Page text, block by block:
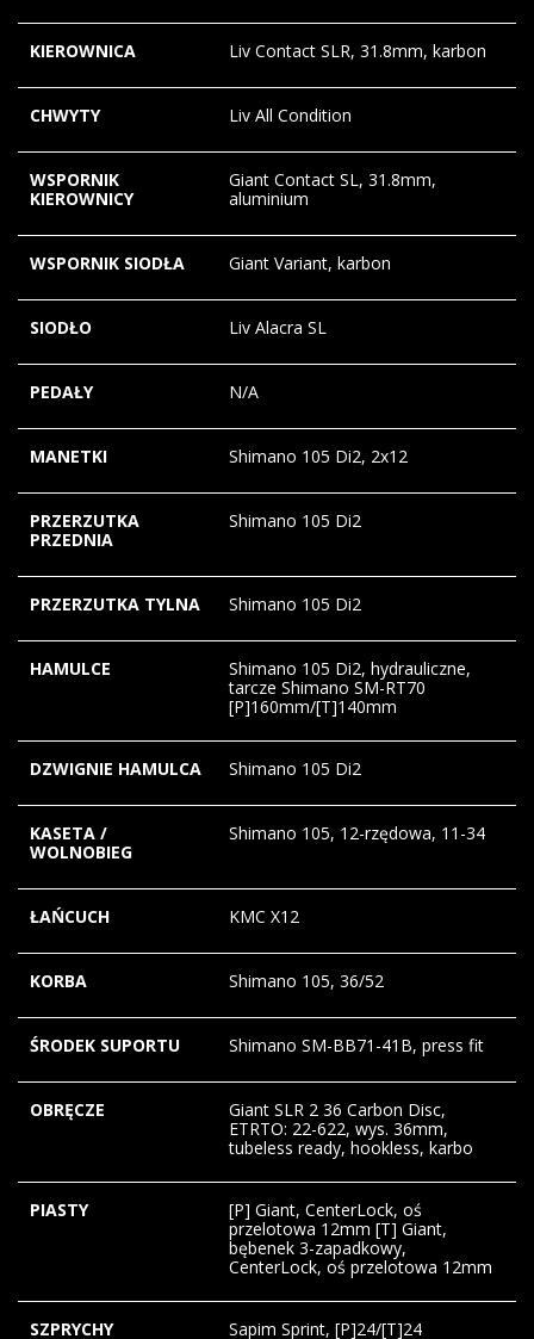
KIEROWNICA Liv Contact SLR, 31.8mm, karbon
CHWYTY Liv All Condition
WSPORNIK
KIEROWNICY
Giant Contact SL, 31.8mm,
aluminium
WSPORNIK SIODŁA Giant Variant, karbon
SIODŁO Liv Alacra SL
PEDAŁY N/A
MANETKI Shimano 105 Di2, 2x12
PRZERZUTKA
PRZEDNIA
Shimano 105 Di2
PRZERZUTKA TYLNA Shimano 105 Di2
HAMULCE
Shimano 105 Di2, hydrauliczne,
tarcze Shimano SM-RT70
[P]160mm/[T]140mm
DZWIGNIE HAMULCA Shimano 105 Di2
KASETA /
WOLNOBIEG
Shimano 105, 12-rzędowa, 11-34
ŁAŃCUCH KMC X12
KORBA Shimano 105, 36/52
ŚRODEK SUPORTU Shimano SM-BB71-41B, press fit
OBRĘCZE
Giant SLR 2 36 Carbon Disc,
ETRTO: 22-622, wys. 36mm,
tubeless ready, hookless, karbo
PIASTY
[P] Giant, CenterLock, oś
przelotowa 12mm [T] Giant,
bębenek 3-zapadkowy,
CenterLock, oś przelotowa 12mm
SZPRYCHY Sapim Sprint, [P]24/[T]24